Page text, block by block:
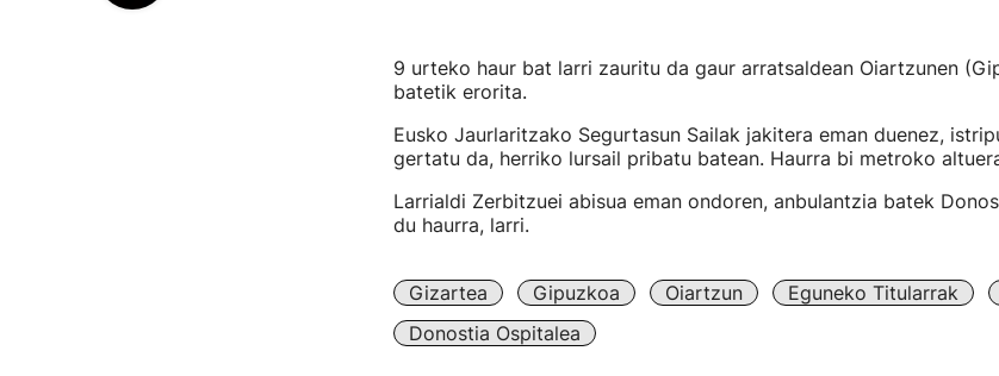
9 urteko haur bat larri zauritu da gaur arratsaldean Oiartzunen
batetik erorita.
Eusko Jaurlaritzako Segurtasun Sailak jakitera eman duenez,
gertatu da, herriko lursail pribatu batean. Haurra bi metroko
Larrialdi Zerbitzuei abisua eman ondoren, anbulantzia batek
du haurra, larri.
Gizartea Gipuzkoa Oiartzun Eguneko Titularrak
Donostia Ospitalea